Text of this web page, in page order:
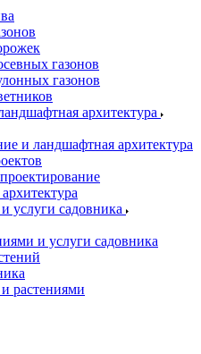
газонов
газонов
архитектура
и ландшафтная архитектура
услуги садовника
и услуги садовника
растениями